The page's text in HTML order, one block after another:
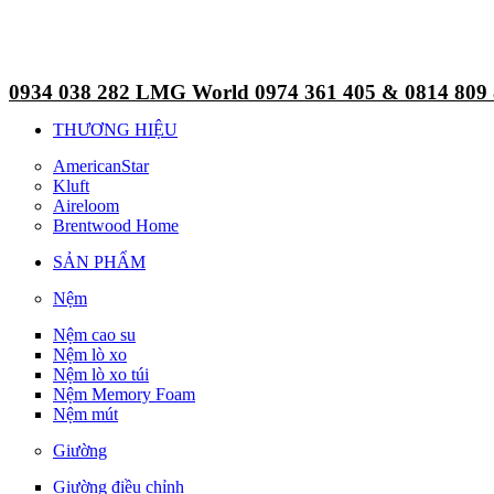
0934 038 282 LMG World 0974 361 405 & 0814 809
THƯƠNG HIỆU
AmericanStar
Kluft
Aireloom
Brentwood Home
SẢN PHẨM
Nệm
Nệm cao su
Nệm lò xo
Nệm lò xo túi
Nệm Memory Foam
Nệm mút
Giường
Giường điều chỉnh